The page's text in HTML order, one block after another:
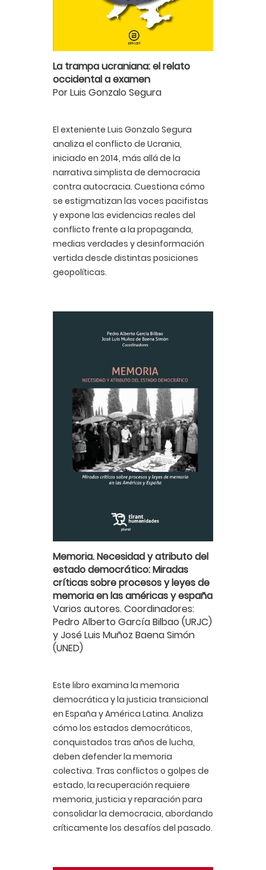
La trampa ucraniana: el relato
occidental a examen
Por Luis Gonzalo Segura
El exteniente Luis Gonzalo Segura
analiza el conflicto de Ucrania,
iniciado en 2014, más allá de la
narrativa simplista de democracia
contra autocracia. Cuestiona cómo
se estigmatizan las voces pacifistas
y expone las evidencias reales del
conflicto frente a la propaganda,
medias verdades y desinformación
vertida desde distintas posiciones
geopolíticas.
Memoria. Necesidad y atributo del
estado democrático: Miradas
críticas sobre procesos y leyes de
memoria en las américas y españa
Varios autores. Coordinadores:
Pedro Alberto García Bilbao (URJC)
y José Luis Muñoz Baena Simón
(UNED)
Este libro examina la memoria
democrática y la justicia transicional
en España y América Latina. Analiza
cómo los estados democráticos,
conquistados tras años de lucha,
deben defender la memoria
colectiva. Tras conflictos o golpes de
estado, la recuperación requiere
memoria, justicia y reparación para
consolidar la democracia, abordando
críticamente los desafíos del pasado.